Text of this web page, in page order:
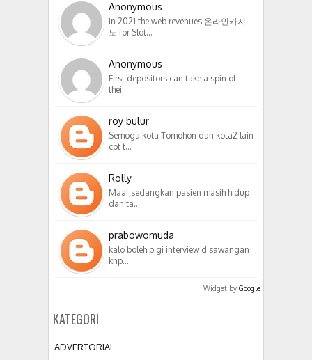
Anonymous
In 2021 the web revenues 온라인카지
노 for Slot…
Anonymous
First depositors can take a spin of
thei…
roy bulur
Semoga kota Tomohon dan kota2 lain
cpt t…
Rolly
Maaf,sedangkan pasien masih hidup
dan ta…
prabowomuda
kalo boleh pigi interview d sawangan
knp…
Widget by Google
KATEGORI
ADVERTORIAL